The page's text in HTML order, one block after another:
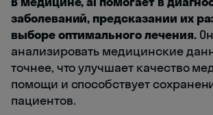
заболеваний, предсказании их
выборе оптимального лечения.
анализировать медицинские
точнее, что улучшает качество
помощи и способствует
пациентов.